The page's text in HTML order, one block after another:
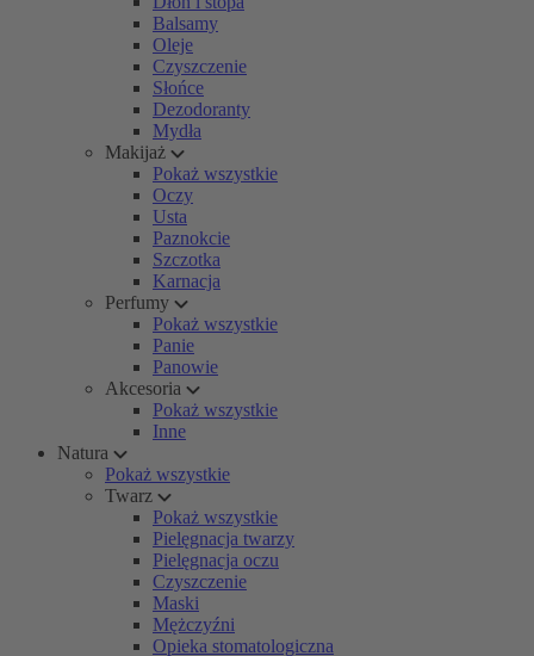
Balsamy
Oleje
Czyszczenie
Słońce
Dezodoranty
Mydła
Makijaż
Pokaż wszystkie
Oczy
Usta
Paznokcie
Szczotka
Karnacja
Perfumy
Pokaż wszystkie
Panie
Panowie
Akcesoria
Pokaż wszystkie
Inne
Natura
Pokaż wszystkie
Twarz
Pokaż wszystkie
Pielęgnacja twarzy
Pielęgnacja oczu
Czyszczenie
Maski
Mężczyźni
Opieka stomatologiczna